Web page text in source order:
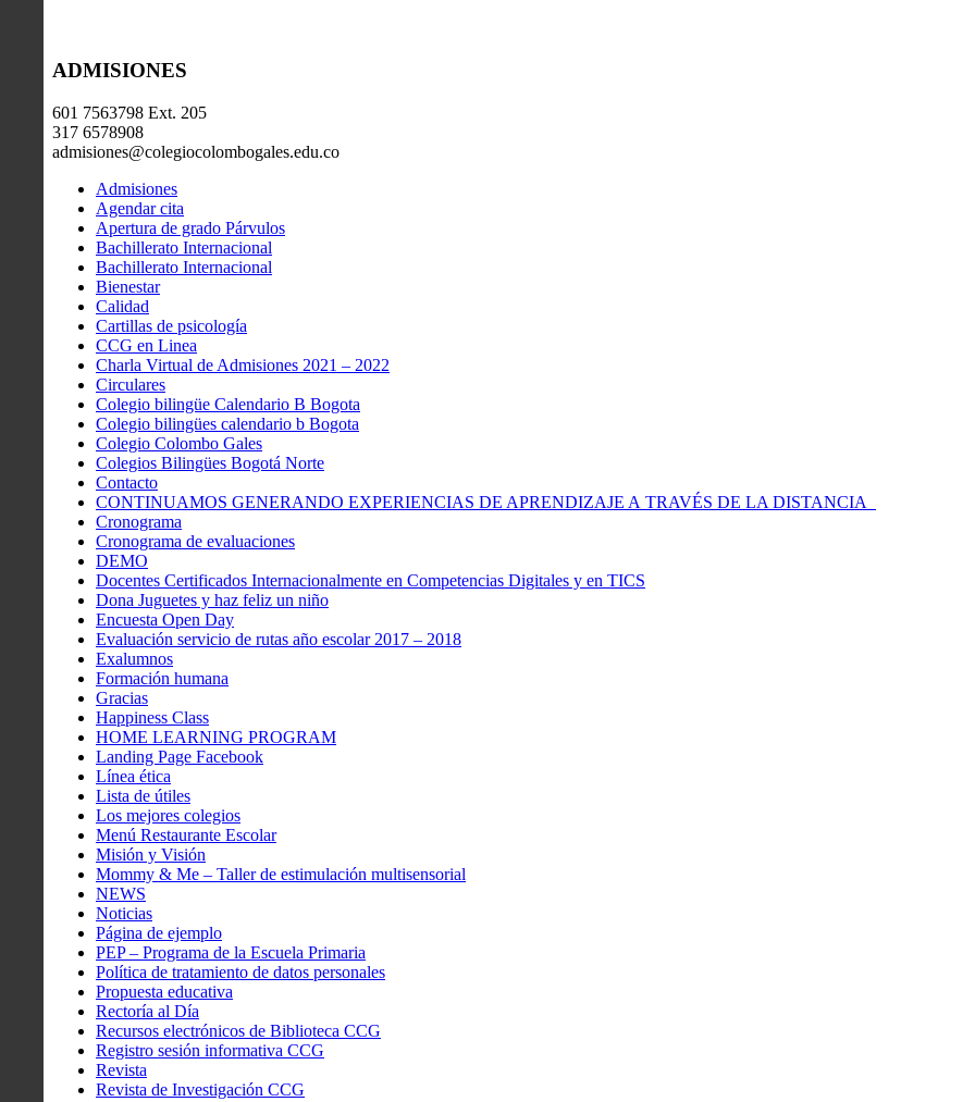
ADMISIONES
601 7563798 Ext. 205
317 6578908
admisiones@colegiocolombogales.edu.co
Admisiones
Agendar cita
Apertura de grado Párvulos
Bachillerato Internacional
Bachillerato Internacional
Bienestar
Calidad
Cartillas de psicología
CCG en Linea
Charla Virtual de Admisiones 2021 – 2022
Circulares
Colegio bilingüe Calendario B Bogota
Colegio bilingües calendario b Bogota
Colegio Colombo Gales
Colegios Bilingües Bogotá Norte
Contacto
CONTINUAMOS GENERANDO EXPERIENCIAS DE APRENDIZAJE A TRAVÉS DE LA DISTANCIA
Cronograma
Cronograma de evaluaciones
DEMO
Docentes Certificados Internacionalmente en Competencias Digitales y en TICS
Dona Juguetes y haz feliz un niño
Encuesta Open Day
Evaluación servicio de rutas año escolar 2017 – 2018
Exalumnos
Formación humana
Gracias
Happiness Class
HOME LEARNING PROGRAM
Landing Page Facebook
Línea ética
Lista de útiles
Los mejores colegios
Menú Restaurante Escolar
Misión y Visión
Mommy & Me – Taller de estimulación multisensorial
NEWS
Noticias
Página de ejemplo
PEP – Programa de la Escuela Primaria
Política de tratamiento de datos personales
Propuesta educativa
Rectoría al Día
Recursos electrónicos de Biblioteca CCG
Registro sesión informativa CCG
Revista
Revista de Investigación CCG